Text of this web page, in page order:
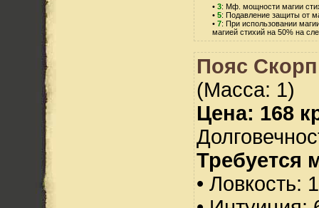
• 3: Мф. мощности магии
• 5: Подавление защиты от
• 7: При использовании
магией стихий на 50% на
Пояс
(Масса: 1)
Цена: 168
Требуется
• Ловкость: